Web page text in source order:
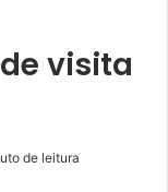
visita
de leitura